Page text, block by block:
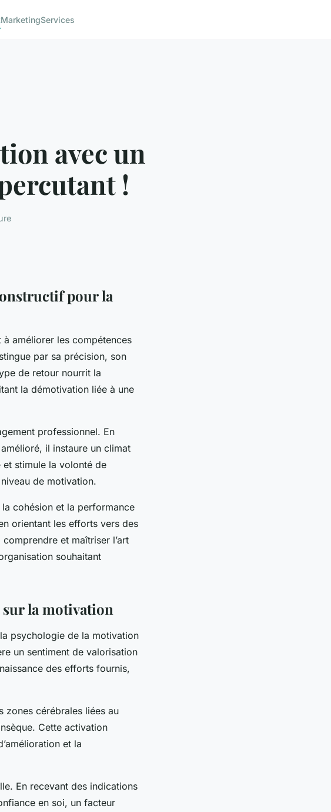
MarketingServices
avec un
!
pour la
améliorer les compétences
par sa précision, son
de retour nourrit la
la démotivation liée à une
professionnel. En
il instaure un climat
et stimule la volonté de
de motivation.
cohésion et la performance
orientant les efforts vers des
et maîtriser l’art
souhaitant
sur la motivation
psychologie de la motivation
un sentiment de valorisation
des efforts fournis,
zones cérébrales liées au
Cette activation
et la
En recevant des indications
en soi, un facteur